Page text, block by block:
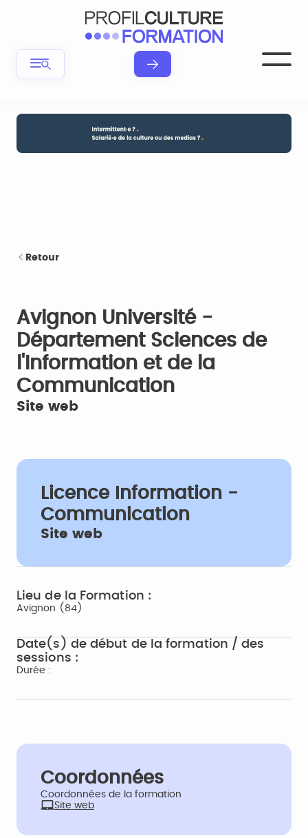
Retour
Avignon Université -
Département Sciences de
l'Information et de la
Communication
Site web
Licence Information -
Communication
Site web
Lieu de la Formation :
Avignon (84)
Date(s) de début de la formation / des
sessions :
Durée :
Coordonnées
Coordonnées de la formation
Site web